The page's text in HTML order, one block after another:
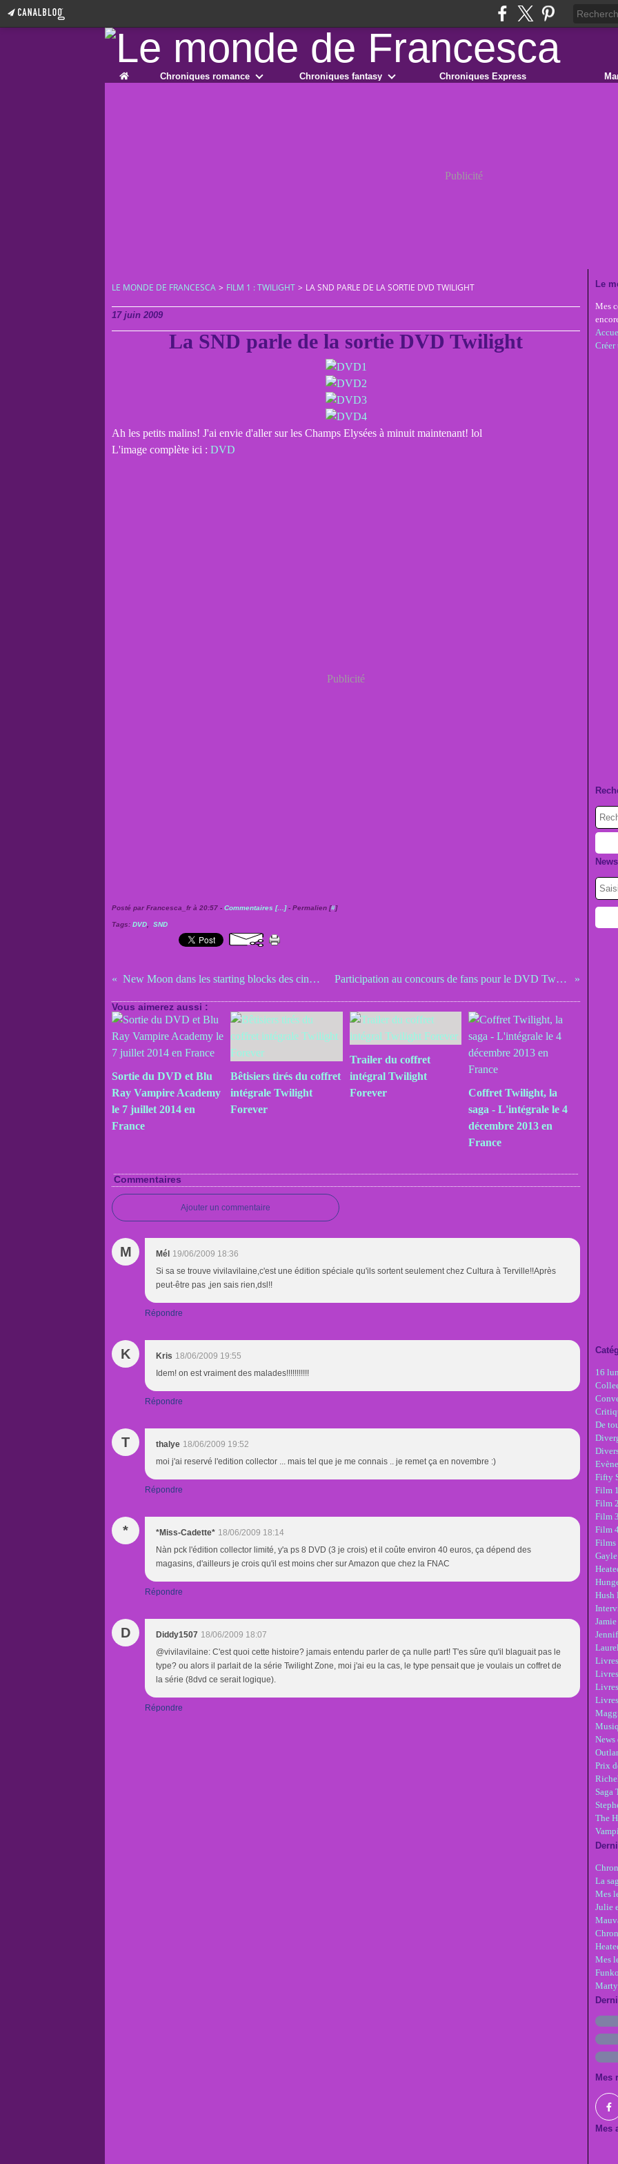
Home Chroniques romance Chroniques fantasy Chroniques Express
Publicité
LE MONDE DE FRANCESCA > FILM 1 : TWILIGHT > LA SND PARLE DE LA SORTIE DVD TWILIGHT
17 juin 2009
La SND parle de la sortie DVD Twilight
Ah les petits malins! J'ai envie d'aller sur les Champs Elysées à minuit maintenant! lol
L'image complète ici : DVD
Publicité
Posté par Francesca_fr à 20:57 - Commentaires [… ]- Permalien [#]
Tags: DVD SND
New Moon dans les starting blocks des cinémas Participation au concours de fans pour le DVD Twilight
Vous aimerez aussi :
Sortie du DVD et Blu
Ray Vampire Academy
le 7 juillet 2014 en
France
Bêtisiers tirés du coffret
intégrale Twilight
Forever
Trailer du coffret
intégral Twilight
Forever
Coffret Twilight, la
saga - L'intégrale le 4
décembre 2013 en
France
Commentaires
Ajouter un commentaire
M Mél 19/06/2009 18:36
Si sa se trouve vivilavilaine,c'est une édition spéciale qu'ils sortent seulement chez Cultura à Terville!!Après
peut-être pas ,jen sais rien,dsl!!
Répondre
K Kris 18/06/2009 19:55
Idem! on est vraiment des malades!!!!!!!!!!!
Répondre
T thalye 18/06/2009 19:52
moi j'ai reservé l'edition collector ... mais tel que je me connais .. je remet ça en novembre :)
Répondre
* *Miss-Cadette* 18/06/2009 18:14
Nàn pck l'édition collector limité, y'a ps 8 DVD (3 je crois) et il coûte environ 40 euros, ça dépend des
magasins, d'ailleurs je crois qu'il est moins cher sur Amazon que chez la FNAC
Répondre
D Diddy1507 18/06/2009 18:07
@vivilavilaine: C'est quoi cette histoire? jamais entendu parler de ça nulle part! T'es sûre qu'il blaguait pas le
type? ou alors il parlait de la série Twilight Zone, moi j'ai eu la cas, le type pensait que je voulais un coffret de
la série (8dvd ce serait logique).
Répondre
Le
Mes
16
De
Fifty
Film
Film
Film
Film
Films
Hush
Livres
News
Prix
Saga
The
La
Mes
Julie
Mes
Mes
Mes